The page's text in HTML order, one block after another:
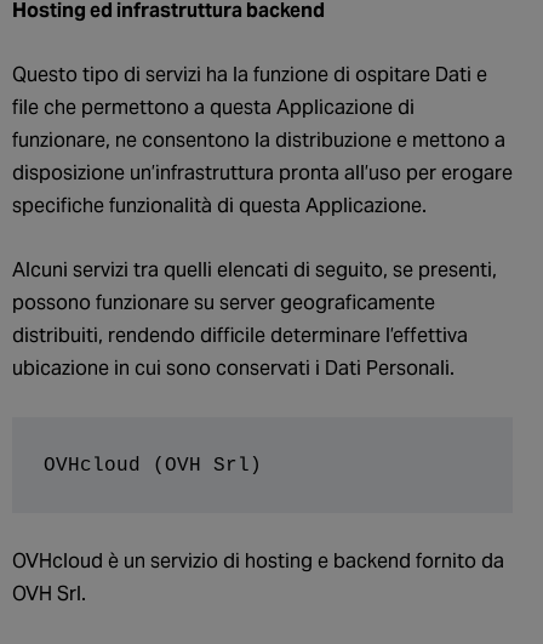
Hosting ed infrastruttura backend
Questo tipo di servizi ha la funzione di ospitare Dati e
file che permettono a questa Applicazione di
funzionare, ne consentono la distribuzione e mettono a
disposizione un’infrastruttura pronta all’uso per erogare
specifiche funzionalità di questa Applicazione.
Alcuni servizi tra quelli elencati di seguito, se presenti,
possono funzionare su server geograficamente
distribuiti, rendendo difficile determinare l’effettiva
ubicazione in cui sono conservati i Dati Personali.
OVHcloud (OVH Srl)
OVHcloud è un servizio di hosting e backend fornito da
OVH Srl.